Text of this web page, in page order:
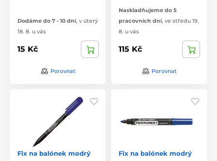
Dodáme do 7 - 10 dní, v úterý
18. 8. u vás
15 Kč
Porovnat
Naskladňujeme do 5
pracovních dní, ve středu 19.
8. u vás
115 Kč
Porovnat
Fix na balónek modrý Fix na balónek modrý